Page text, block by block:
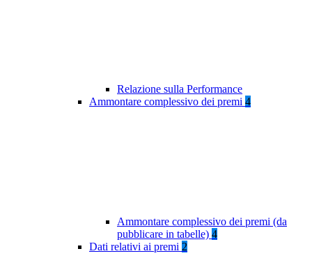
Relazione sulla Performance
Ammontare complessivo dei premi 4
Ammontare complessivo dei premi (da
pubblicare in tabelle) 4
Dati relativi ai premi 2